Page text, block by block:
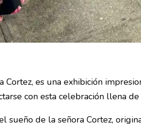
Cortez, es una exhibición
con esta celebración llena
sueño de la señora Cortez,